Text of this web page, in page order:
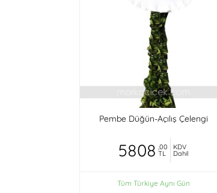
Pembe Düğün-Açılış Çelengi
5808 ,00
TL
KDV
Dahil
Tüm Türkiye Aynı Gün